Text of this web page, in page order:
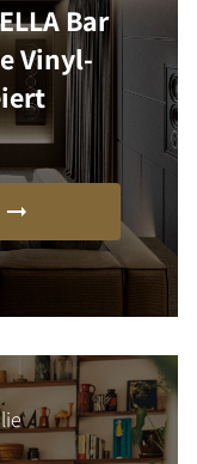
Bar
Vinyl-